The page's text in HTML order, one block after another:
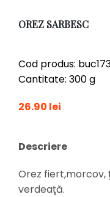
OREZ SARBESC
Cod produs:
Cantitate: 300 g
26.90 lei
Descriere
Orez fiert,morcov,
verdeaţă.